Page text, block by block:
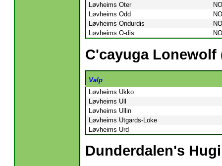
Løvheims Oter
Løvheims Odd
Løvheims Ondurdis
Løvheims O-dis
C'cayuga Lonewolf
Valp
Løvheims Ukko
Løvheims Ull
Løvheims Ullin
Løvheims Utgards-Loke
Løvheims Urd
Dunderdalen's